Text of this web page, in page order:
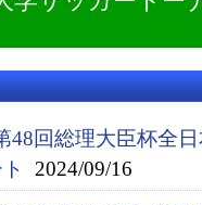
48回総理大臣杯全
2024/09/16